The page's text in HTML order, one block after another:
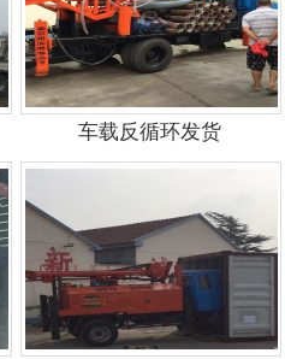
车载反循环发货